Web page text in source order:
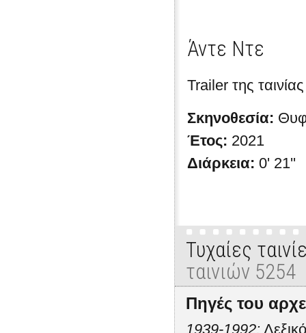
Άντε Ντε
Trailer της
Σκηνοθεσία:
Έτος: 2021
Διάρκεια: 0' 21''
Τυχαίες
ταινιών 5254
Πηγές του
1939-1992: